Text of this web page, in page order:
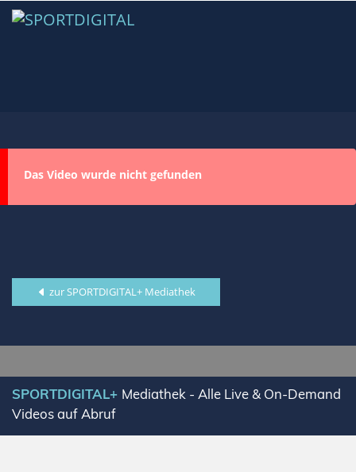
Das Video wurde nicht gefunden
zur SPORTDIGITAL+ Mediathek
SPORTDIGITAL+ Mediathek - Alle Live & On-Demand
Videos auf Abruf